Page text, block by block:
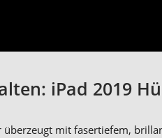
iPad 2019
überzeugt mit fasertiefem,